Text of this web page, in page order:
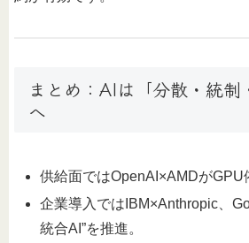
まとめ：AIは「分散・統
へ
供給面ではOpenAI×AMDがGPU
企業導入ではIBM×Anthropic、
統合AI”を推進。